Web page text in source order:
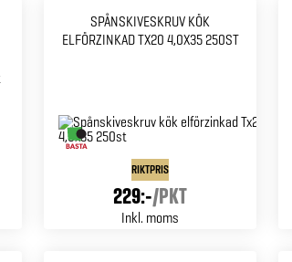
SPÅNSKIVESKRUV KÖK
ELFÖRZINKAD TX20 4,0X35 250ST
RIKTPRIS
229:-/PKT
Inkl. moms